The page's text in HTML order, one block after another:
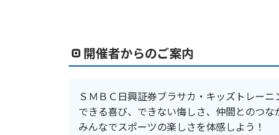
開催者からのご案内
ＳＭＢＣ日興証券ブラサカ・キッズトレーニ
できる喜び、できない悔しさ、仲間とのつな
みんなでスポーツの楽しさを体感しよう！